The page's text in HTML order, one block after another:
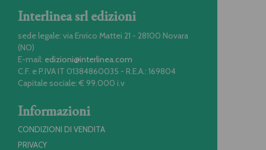
Interlinea srl edizioni
sede legale: via Enrico Mattei 21 - 28100 Novara
(NO)
E-mail: edizioni@interlinea.com
C.F. e P.IVA IT 01384860035 - R.E.A.: 169804
Capitale sociale: € 99.000 i.v
Informazioni
CONDIZIONI DI VENDITA
PRIVACY